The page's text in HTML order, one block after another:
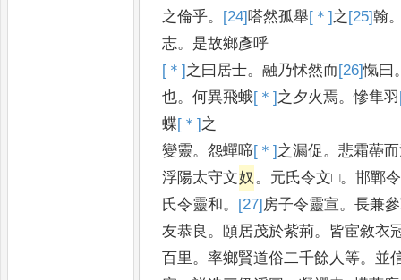
之倫乎。 [24]嗒然孤舉[＊] 之 [25]翰
志。 是故鄉彥呼
[＊] 之 曰居士。融乃怵然而 [26]愾曰
也。何異飛蛾[＊] 之夕火焉。慘隼羽
蝶[＊] 之
變靈。怨蟬啼[＊] 之漏促。悲霜蔕
浮陽太守文奴 。 元氏令文□。邯鄲
氏令靈和。 [27] 房子令靈宣。長兼
友恭良 。 頤居茂於紫荊。 皆宦敘衣
百里。率鄉賢道俗二千餘人等。 並